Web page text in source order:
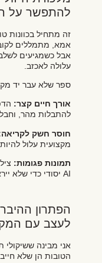
להתפשר על
זה מתחיל בכוונות
אבל כשמגיעים
עלולה לאכזב.
ספר שלא עבר יד
אורך חיים קצר:
להתבלות מהר,
חוסר חשק
מקצועית עלול
תמונות פגומות:
AI יסודי כדי שלא ייראו מטושטשים או כהים מדי על הנייר.
הפתרון
לעצב עם
אני מבינה
הטובות הן שלא